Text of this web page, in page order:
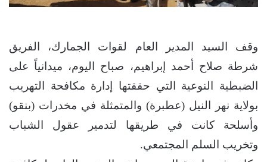
وقف السيد المدير العام لقوات الجمارك، الفريق
شرطة صلاح أحمد إبراهيم، صباح اليوم، ميدانياً على
الضبطية النوعية التي حققتها إدارة مكافحة التهريب
بولاية نهر النيل (عطبرة) والمتمثلة في مخدرات (بنقو)
وأسلحة كانت في طريقها لتدمير عقول الشباب
وتخريب السلم المجتمعي.